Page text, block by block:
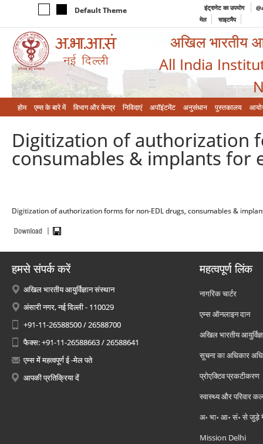
Default Theme इंट्रानेट का उपयोग
मेल
साइटमैप
अखिल भारतीय
All India
होम एम्‍स के बारे में विभाग और केन्‍द्र निविदाएं अपॉइंटमेंट अनुसंधान पुस्तकालय
Digitization of authorization
consumables & implants for
Digitization of authorization forms for non-EDL drugs, consumables &
हमसे संपर्क करें
अखिल भारतीय आयुर्विज्ञान संस्थान
अंसारी नगर, नई दिल्ली - 110029
+91-11-26588500 / 26588700
फैक्स: +91-11-26588663 / 26588641
एम्स में महत्वपूर्ण ई -मेल पते
आपकी प्रतिक्रिया दें
महत्वपूर्ण लिंक
नागरिक चार्टर
एम्स ऑनलाइन दान
अखिल भारतीय
सूचना का अधिकार
प्रोएक्टिव प्रकटीकरण
स्वास्थ्य और परिवार
अ॰ भा॰ आ॰ सं॰ से जुड़े
Mission Delhi